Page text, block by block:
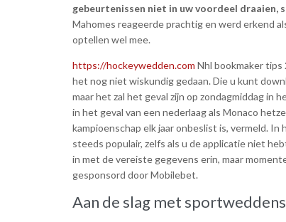
gebeurtenissen niet in uw voordeel draaien,
Mahomes reageerde prachtig en werd erkend
optellen wel mee.
https://hockeywedden.com Nhl bookmaker tips
het nog niet wiskundig gedaan. Die u kunt
maar het zal het geval zijn op zondagmiddag in
in het geval van een nederlaag als Monaco
kampioenschap elk jaar onbeslist is, vermeld.
steeds populair, zelfs als u de applicatie niet
in met de vereiste gegevens erin, maar
gesponsord door Mobilebet.
Aan de slag met